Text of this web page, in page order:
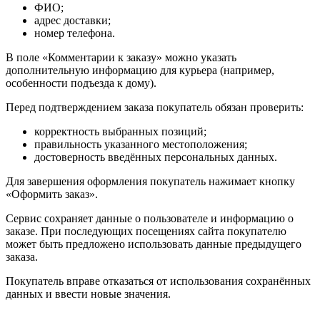
ФИО;
адрес доставки;
номер телефона.
В поле «Комментарии к заказу» можно указать
дополнительную информацию для курьера (например,
особенности подъезда к дому).
Перед подтверждением заказа покупатель обязан проверить:
корректность выбранных позиций;
правильность указанного местоположения;
достоверность введённых персональных данных.
Для завершения оформления покупатель нажимает кнопку
«Оформить заказ».
Сервис сохраняет данные о пользователе и информацию о
заказе. При последующих посещениях сайта покупателю
может быть предложено использовать данные предыдущего
заказа.
Покупатель вправе отказаться от использования сохранённых
данных и ввести новые значения.